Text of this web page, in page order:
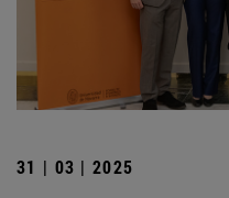
31 | 03 | 2025